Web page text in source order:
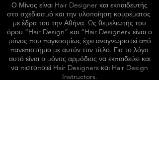
Ο Μίνος είναι Hair Designer και εκπαιδευτής
στο σχεδιασμό και την υλοποίηση κουρέματος
με έδρα του την Αθήνα. Ως θεμελιωτής του
όρου “Hair Design” και “Hair Designer» είναι ο
μόνος που παγκοσμίως έχει αναγνωριστεί από
πανεπιστήμιο με αυτόν τον τίτλο. Για το λόγο
αυτό είναι ο μόνος αρμόδιος να εκπαιδεύει και
να πιστοποιεί Hair Designers και Hair Design
Instructors.